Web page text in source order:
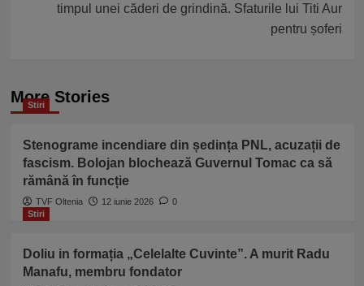
timpul unei căderi de grindină. Sfaturile lui Titi Aur
pentru șoferi
More Stories
Stiri
Stenograme incendiare din ședința PNL, acuzații de
fascism. Bolojan blochează Guvernul Tomac ca să
rămână în funcție
TVF Oltenia 12 iunie 2026
0
Stiri
Doliu in formația „Celelalte Cuvinte”. A murit Radu
Manafu, membru fondator